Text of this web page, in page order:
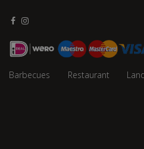
Barbecues Restaurant